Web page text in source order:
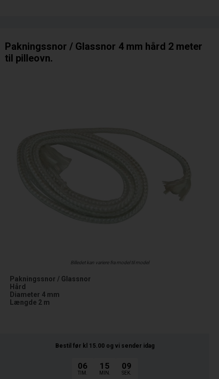
Pakningssnor / Glassnor 4 mm hård 2 meter
til pilleovn.
Billedet kan variere fra model til model
Pakningssnor / Glassnor
Hård
Diameter 4 mm
Længde 2 m
Bestil før kl 15.00 og vi sender idag
06
TIM.
15
MIN.
08
SEK.